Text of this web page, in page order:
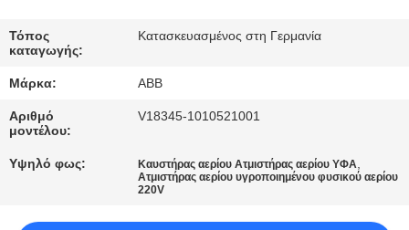
ΕΠΙΚΟΙΝΩΝΉΣΤΕ
ΜΑΣ
Τόπος
καταγωγής:
Κατασκευασμένος στη Γερμανία
Μάρκα: ABB
Αριθμό
μοντέλου:
V18345-1010521001
Υψηλό φως: Καυστήρας αερίου Ατμιστήρας αερίου ΥΦΑ,
Ατμιστήρας αερίου υγροποιημένου φυσικού αερίου
220V